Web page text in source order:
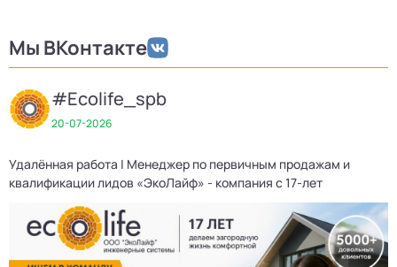
Мы ВКонтакте
#Ecolife_spb
20-07-2026
Удалённая работа | Менеджер по первичным продажам и
квалификации лидов «ЭкоЛайф» - компания с 17-лет